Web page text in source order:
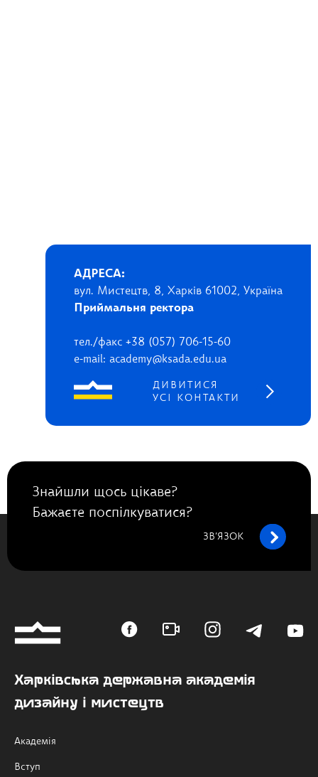
АДРЕСА:
вул. Мистецтв, 8, Харків 61002, Україна
Приймальня ректора
тел./факс +38 (057) 706-15-60
e-mail: academy@ksada.edu.ua
ДИВИТИСЯ
УСІ КОНТАКТИ
Знайшли щось цікаве?
Бажаєте поспілкуватися?
ЗВ’ЯЗОК
Харківська державна академія
дизайну і мистецтв
Академія
Вступ